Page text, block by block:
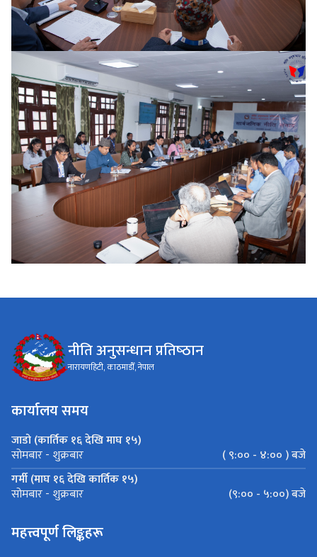
नीति अनुसन्धान प्रतिष्‍ठान
नारायणहिटी, काठमाडौँ, नेपाल